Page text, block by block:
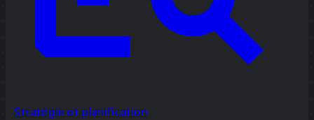
Stratégie et planification